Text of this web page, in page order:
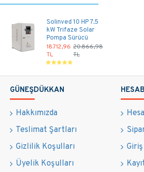
Solinved 10 HP 7.5
kW Trifaze Solar
Pompa Sürücü
18.712,96
TL
20.866,98
TL
GÜNEŞDÜKKAN
Hakkımızda
Teslimat Şartları
Gizlilik Koşulları
Üyelik Koşulları
Giriş